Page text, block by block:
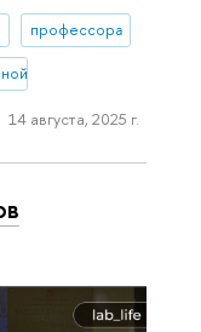
профессора
персонологии
14 августа, 2025 г.